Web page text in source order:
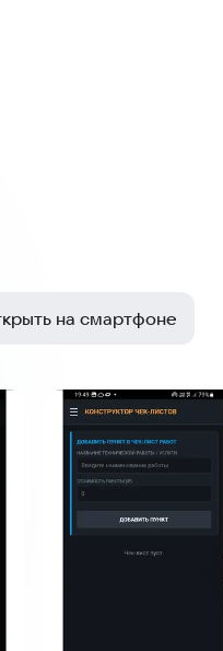
на смартфоне